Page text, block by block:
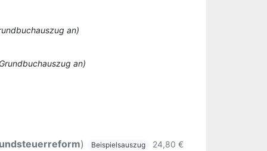
an)
an)
) Beispielsauszug 24,80 €